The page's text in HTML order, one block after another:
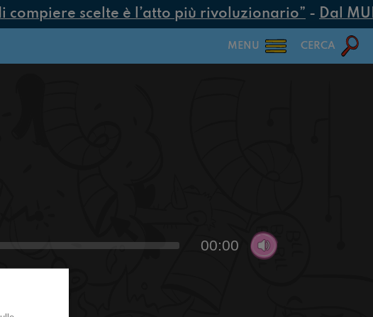
scelte è l’atto più rivoluzionario”- Dal
MENU CERCA
00:00